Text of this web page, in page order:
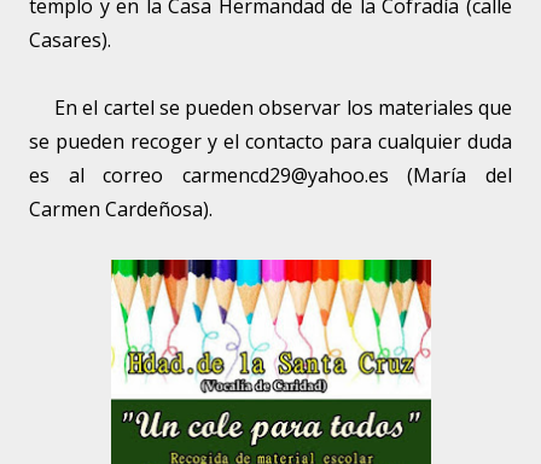
templo y en la Casa Hermandad de la Cofradía (calle
Casares).
En el cartel se pueden observar los materiales que
se pueden recoger y el contacto para cualquier duda
es al correo carmencd29@yahoo.es (María del
Carmen Cardeñosa).